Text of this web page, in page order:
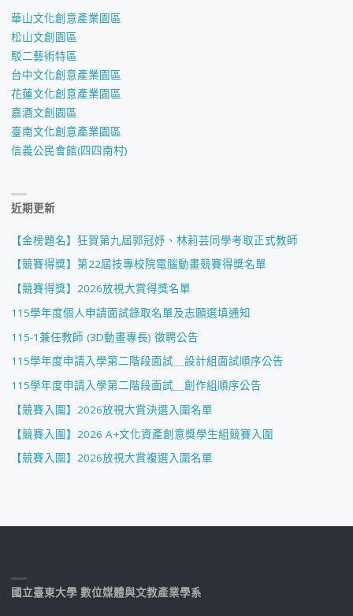
華山文化創意產業園區
松山文創園區
駁二藝術特區
台中文化創意產業園區
花蓮文化創意產業園區
嘉酒文創園區
臺南文化創意產業園區
信義公民會館(四四南村)
近期更新
【金榜題名】狂賀第九屆郭冠妤、林莉芸同學考取正式教師
【競賽得獎】第22屆技專校院電腦動畫競賽得獎名單
【競賽得獎】2026放視大賞得獎名單
115學年度個人申請面試錄取名單及志願選填通知
115-1兼任教師 (3D動畫專長) 徵聘公告
115學年度申請入學第二階段面試＿設計組面試順序公告
115學年度申請入學第二階段面試＿創作組順序公告
【競賽入圍】2026放視大賞決選入圍名單
【競賽入圍】2026 A+文化資產創意獎學生組競賽入圍
【競賽入圍】2026放視大賞複選入圍名單
國立臺東大學 數位媒體與文教產業學系